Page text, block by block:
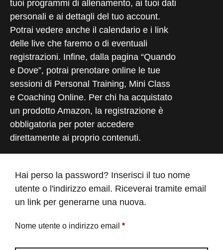
tuoi programmi di allenamento, ai tuoi dati
personali e ai dettagli del tuo account.
Potrai vedere anche il calendario e i link
delle live che faremo o di eventuali
registrazioni. Infine, dalla pagina “Quando
e Dove”, potrai prenotare online le tue
sessioni di Personal Training, Mini Class
e Coaching Online. Per chi ha acquistato
un prodotto Amazon, la registrazione è
obbligatoria per poter accedere
direttamente ai proprio contenuti.
Hai perso la password? Inserisci il tuo nome
utente o l'indirizzo email. Riceverai tramite email
un link per generarne una nuova.
Nome utente o indirizzo email *